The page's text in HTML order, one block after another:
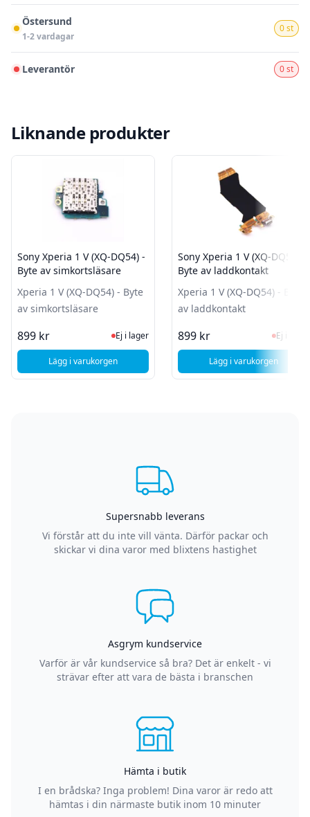
Östersund
1-2 vardagar
0 st
Leverantör 0 st
Liknande produkter
Sony Xperia 1 V (XQ-DQ54) -
Byte av simkortsläsare
Xperia 1 V (XQ-DQ54) - Byte
av simkortsläsare
899 kr Ej i lager, besök produktsidan för
Ej i lager
Lägg i varukorgen, Sony Xperia 1 V (XQ-DQ54) - Byte av simkortsläsare
Sony Xperia 1 V (XQ-DQ54) -
Byte av laddkontakt
Xperia 1 V (XQ-DQ54) - Byte
av laddkontakt
899 kr Ej i
Ej i lager
Lägg i varukorgen
, Sony Xperia 1
Supersnabb leverans
Vi förstår att du inte vill vänta. Därför packar och
skickar vi dina varor med blixtens hastighet
Asgrym kundservice
Varför är vår kundservice så bra? Det är enkelt - vi
strävar efter att vara de bästa i branschen
Hämta i butik
I en brådska? Inga problem! Dina varor är redo att
hämtas i din närmaste butik inom 10 minuter